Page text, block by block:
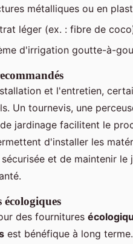
métalliques ou en
léger (ex. : fibre de
d'irrigation goutte-à-
et l'entretien,
Un tournevis, une
jardinage facilitent le
d'installer les
sécurisée et de maintenir le
écologiques
des fournitures
est bénéfique à long